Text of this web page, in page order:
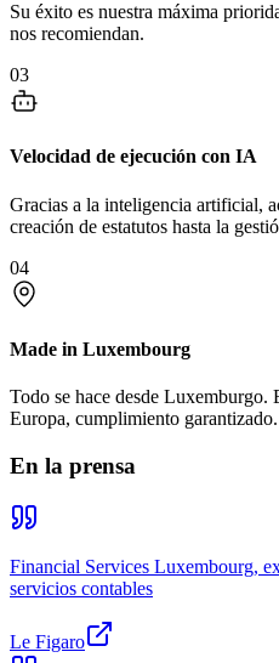
Su éxito es nuestra máxima
nos recomiendan.
03
Velocidad de ejecución con IA
Gracias a la inteligencia artificial,
creación de estatutos hasta la
04
Made in Luxembourg
Todo se hace desde Luxemburgo.
Europa, cumplimiento garantizado.
En la prensa
Financial Services Luxembourg,
servicios contables
Le Figaro